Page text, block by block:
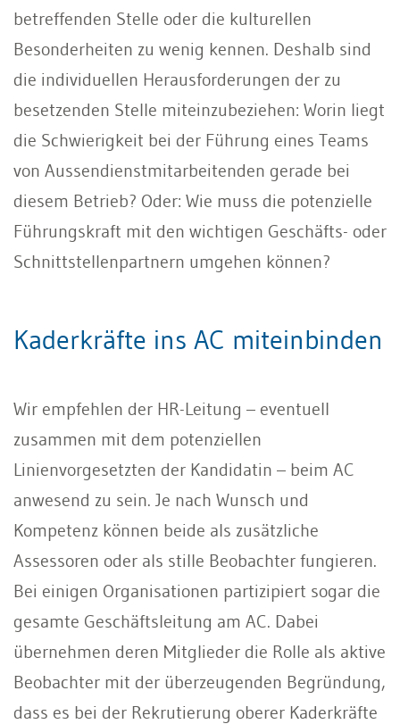
betreffenden Stelle oder die kulturellen
Besonderheiten zu wenig kennen. Deshalb sind
die individuellen Herausforderungen der zu
besetzenden Stelle miteinzubeziehen: Worin liegt
die Schwierigkeit bei der Führung eines Teams
von Aussendienstmitarbeitenden gerade bei
diesem Betrieb? Oder: Wie muss die potenzielle
Führungskraft mit den wichtigen Geschäfts- oder
Schnittstellenpartnern umgehen können?
Kaderkräfte ins AC miteinbinden
Wir empfehlen der HR-Leitung – eventuell
zusammen mit dem potenziellen
Linienvorgesetzten der Kandidatin – beim AC
anwesend zu sein. Je nach Wunsch und
Kompetenz können beide als zusätzliche
Assessoren oder als stille Beobachter fungieren.
Bei einigen Organisationen partizipiert sogar die
gesamte Geschäftsleitung am AC. Dabei
übernehmen deren Mitglieder die Rolle als aktive
Beobachter mit der überzeugenden Begründung,
dass es bei der Rekrutierung oberer Kaderkräfte